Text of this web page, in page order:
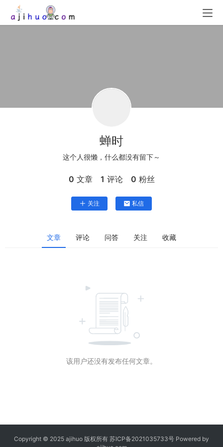
蝉时
这个人很懒，什么都没有留下～
0 文章 1 评论 0 粉丝
关注 私信
文章 评论 问答 关注 收藏
该用户还没有发布任何文章。
Copyright © 2025 ajihuo 版权所有 苏ICP备2021035733号 Powered by